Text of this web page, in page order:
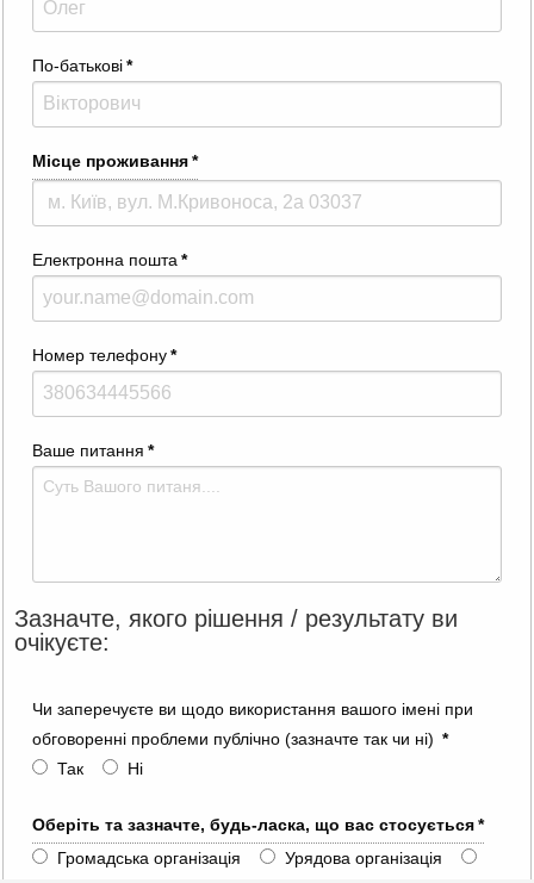
По-батькові *
Місце проживання *
Електронна пошта *
Номер телефону *
Ваше питання *
Зазначте, якого рішення / результату ви
очікуєте:
Чи заперечуєте ви щодо використання вашого імені при
обговоренні проблеми публічно (зазначте так чи ні) *
Так
Ні
Оберіть та зазначте, будь-ласка, що вас стосується *
Громадська організація
Урядова організація